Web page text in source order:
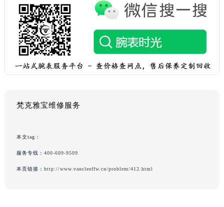
梵克雅宝维修服务
本文tag：
服务专线： 400-609-9509
本页链接： http://www.vancleeffw.cn/problem/412.html